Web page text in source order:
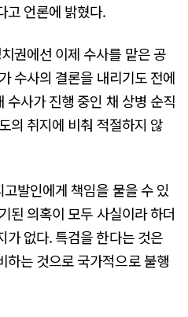
고 언론에 밝혔다.
권에선 이제 수사를 맡은 공
수사의 결론을 내리기도 전에
사가 진행 중인 채 상병 순직
의 취지에 비춰 적절하지 않
발인에게 책임을 물을 수 있
된 의혹이 모두 사실이라 하더
가 없다. 특검을 한다는 것은
하는 것으로 국가적으로 불행